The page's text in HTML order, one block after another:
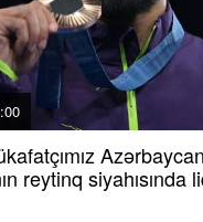
Azərbaycan
reytinq siyahısında